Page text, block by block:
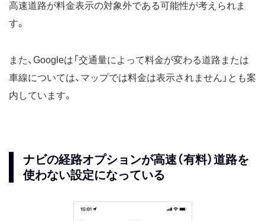
高速道路が料金表示の対象外である可能性が考えられま
す。
また、Googleは「交通量によって料金が変わる道路または
車線については、マップでは料金は表示されません」とも案
内しています。
ナビの経路オプションが高速（有料）道路を
使わない設定になっている